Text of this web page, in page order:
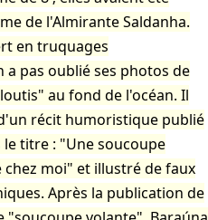
de l'Almirante Saldanha.
en truquages
pas oublié ses photos de
au fond de l'océan. Il
récit humoristique publié
titre : "Une soucoupe
moi" et illustré de faux
Après la publication de